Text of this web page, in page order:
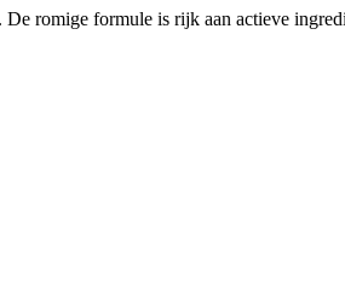
romige formule is rijk aan actieve